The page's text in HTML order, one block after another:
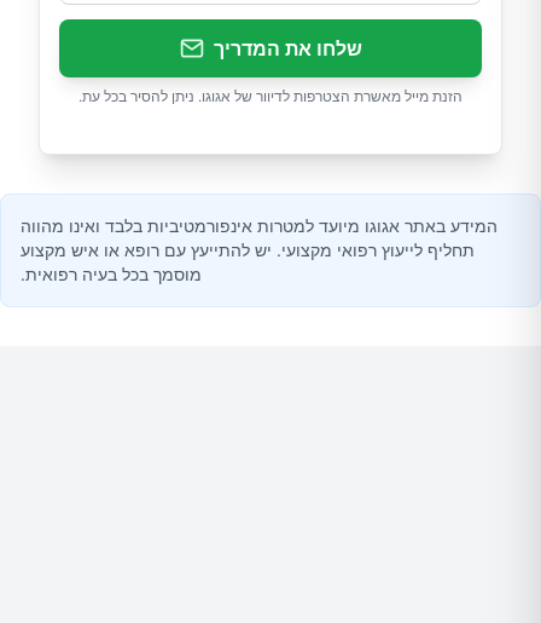
שלחו את המדריך
הזנת מייל מאשרת הצטרפות לדיוור של אגוגו. ניתן להסיר בכל עת.
המידע באתר אגוגו מיועד למטרות אינפורמטיביות בלבד ואינו מהווה
תחליף לייעוץ רפואי מקצועי. יש להתייעץ עם רופא או איש מקצוע
מוסמך בכל בעיה רפואית.